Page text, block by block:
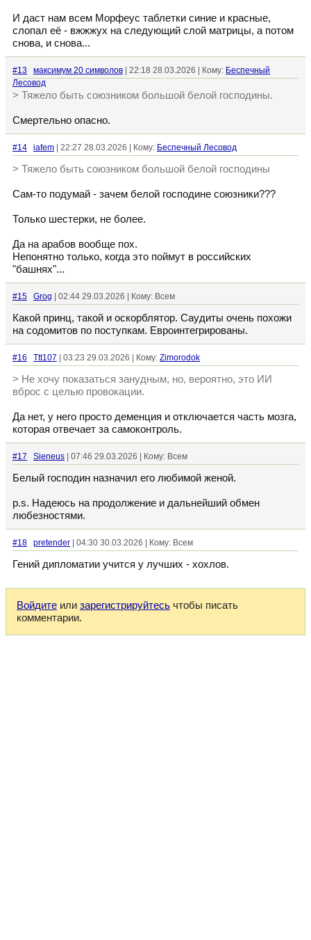
И даст нам всем Морфеус таблетки синие и красные,
слопал её - вжжжух на следующий слой матрицы, а потом
снова, и снова...
#13 максимум 20 символов | 22:18 28.03.2026 | Кому: Беспечный
Лесовод
> Тяжело быть союзником большой белой господины.
Смертельно опасно.
#14 iafem | 22:27 28.03.2026 | Кому: Беспечный Лесовод
> Тяжело быть союзником большой белой господины
Сам-то подумай - зачем белой господине союзники???
Только шестерки, не более.
Да на арабов вообще пох.
Непонятно только, когда это поймут в российских
"башнях"...
#15 Grog | 02:44 29.03.2026 | Кому: Всем
Какой принц, такой и оскорблятор. Саудиты очень похожи
на содомитов по поступкам. Евроинтегрированы.
#16 Ttt107 | 03:23 29.03.2026 | Кому: Zimorodok
> Не хочу показаться занудным, но, вероятно, это ИИ
вброс с целью провокации.
Да нет, у него просто деменция и отключается часть мозга,
которая отвечает за самоконтроль.
#17 Sieneus | 07:46 29.03.2026 | Кому: Всем
Белый господин назначил его любимой женой.
p.s. Надеюсь на продолжение и дальнейший обмен
любезностями.
#18 pretender | 04:30 30.03.2026 | Кому: Всем
Гений дипломатии учится у лучших - хохлов.
Войдите или зарегистрируйтесь чтобы писать
комментарии.